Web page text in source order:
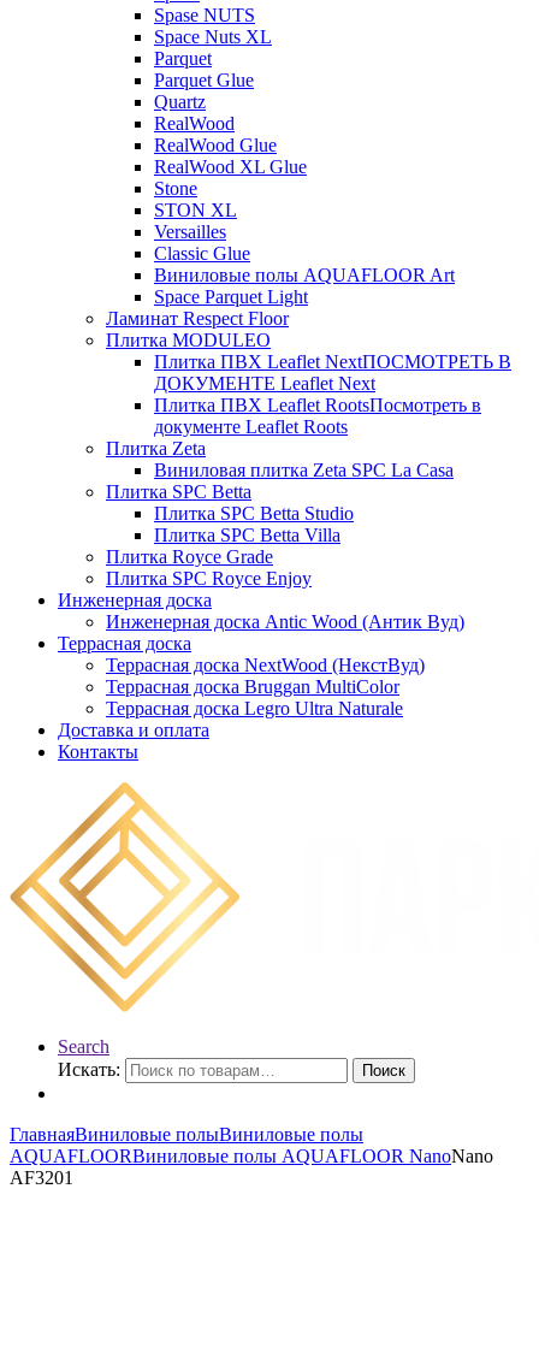
Spase NUTS
Space Nuts XL
Parquet
Parquet Glue
Quartz
RealWood
RealWood Glue
RealWood XL Glue
Stone
STON XL
Versailles
Classic Glue
Виниловые полы AQUAFLOOR Art
Space Parquet Light
Ламинат Respect Floor
Плитка MODULEO
Плитка ПВХ Leaflet NextПОСМОТРЕТЬ В
ДОКУМЕНТЕ Leaflet Next
Плитка ПВХ Leaflet RootsПосмотреть в
документе Leaflet Roots
Плитка Zeta
Виниловая плитка Zeta SPC La Casa
Плитка SPC Betta
Плитка SPC Betta Studio
Плитка SPC Betta Villa
Плитка Royce Grade
Плитка SPC Royce Enjoy
Инженерная доска
Инженерная доска Antic Wood (Антик Вуд)
Террасная доска
Террасная доска NextWood (НекстВуд)
Террасная доска Bruggan MultiColor
Террасная доска Legro Ultra Naturale
Доставка и оплата
Контакты
Search
Искать:
Поиск
ГлавнаяВиниловые полыВиниловые полы
AQUAFLOORВиниловые полы AQUAFLOOR NanoNano
AF3201